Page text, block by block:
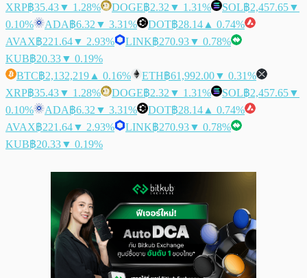
XRP฿35.43▼ 1.28% DOGE฿2.32 ▼ 1.31% SOL฿2,457.65▼
0.10%
ADA฿6.32 ▼ 3.31% DOT฿28.14 ▲ 0.74%
AVAX฿221.64▼ 2.93% LINK฿270.93▼ 0.78%
KUB฿20.33▼ 0.19%
BTC฿2,132,219 ▲ 0.16% ETH฿61,992.00▼ 0.31%
XRP฿35.43▼ 1.28% DOGE฿2.32 ▼ 1.31% SOL฿2,457.65▼
0.10%
ADA฿6.32 ▼ 3.31% DOT฿28.14 ▲ 0.74%
AVAX฿221.64▼ 2.93% LINK฿270.93▼ 0.78%
KUB฿20.33▼ 0.19%